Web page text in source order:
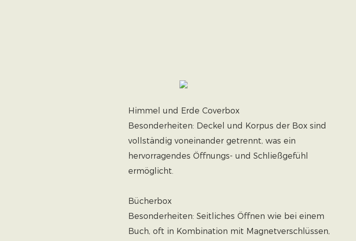
Himmel und Erde Coverbox
Besonderheiten: Deckel und Korpus der Box sind
vollständig voneinander getrennt, was ein
hervorragendes Öffnungs- und Schließgefühl
ermöglicht.
Bücherbox
Besonderheiten: Seitliches Öffnen wie bei einem
Buch, oft in Kombination mit Magnetverschlüssen,